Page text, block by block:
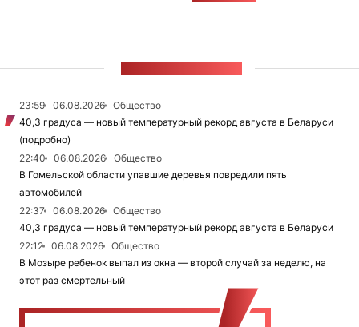
23:59 06.08.2026
Общество
40,3 градуса — новый температурный рекорд августа в Беларуси
(подробно)
22:40
06.08.2026
Общество
В Гомельской области упавшие деревья повредили пять
автомобилей
22:37
06.08.2026
Общество
40,3 градуса — новый температурный рекорд августа в Беларуси
22:12
06.08.2026
Общество
В Мозыре ребенок выпал из окна — второй случай за неделю, на
этот раз смертельный